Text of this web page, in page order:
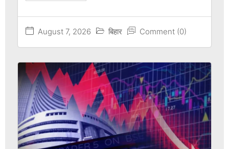
August 7, 2026 बिहार Comment (0)